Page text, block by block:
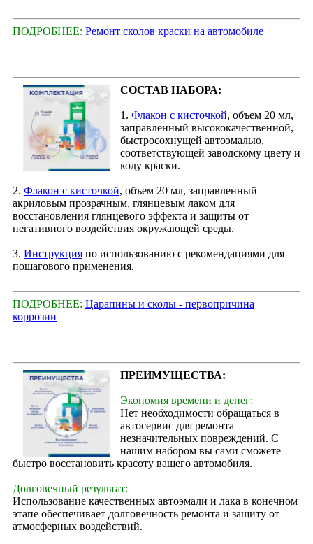
ПОДРОБНЕЕ: Ремонт сколов краски на автомобиле
СОСТАВ НАБОРА:
1. Флакон с кисточкой, объем 20 мл,
заправленный высококачественной,
быстросохнущей автоэмалью,
соответствующей заводскому цвету и
коду краски.
2. Флакон с кисточкой, объем 20 мл, заправленный
акриловым прозрачным, глянцевым лаком для
восстановления глянцевого эффекта и защиты от
негативного воздействия окружающей среды.
3. Инструкция по использованию с рекомендациями для
пошагового применения.
ПОДРОБНЕЕ: Царапины и сколы - первопричина
коррозии
ПРЕИМУЩЕСТВА:
Экономия времени и денег:
Нет необходимости обращаться в
автосервис для ремонта
незначительных повреждений. С
нашим набором вы сами сможете
быстро восстановить красоту вашего автомобиля.
Долговечный результат:
Использование качественных автоэмали и лака в конечном
этапе обеспечивает долговечность ремонта и защиту от
атмосферных воздействий.